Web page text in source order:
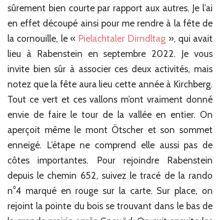
sûrement bien courte par rapport aux autres. Je l’ai
en effet découpé ainsi pour me rendre à la fête de
la cornouille, le « Pielachtaler Dirndltag », qui avait
lieu à Rabenstein en septembre 2022. Je vous
invite bien sûr à associer ces deux activités, mais
notez que la fête aura lieu cette année à Kirchberg.
Tout ce vert et ces vallons m’ont vraiment donné
envie de faire le tour de la vallée en entier. On
aperçoit même le mont Ötscher et son sommet
enneigé. L’étape ne comprend elle aussi pas de
côtes importantes. Pour rejoindre Rabenstein
depuis le chemin 652, suivez le tracé de la rando
n°4 marqué en rouge sur la carte. Sur place, on
rejoint la pointe du bois se trouvant dans le bas de